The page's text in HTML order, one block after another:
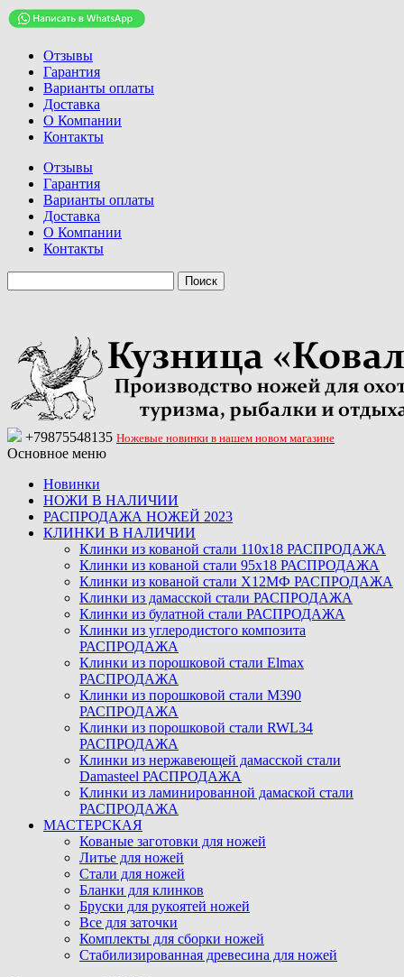
Отзывы
Гарантия
Варианты оплаты
Доставка
О Компании
Контакты
Отзывы
Гарантия
Варианты оплаты
Доставка
О Компании
Контакты
+79875548135 Ножевые новинки в нашем новом магазине
Основное меню
Новинки
НОЖИ В НАЛИЧИИ
РАСПРОДАЖА НОЖЕЙ 2023
КЛИНКИ В НАЛИЧИИ
Клинки из кованой стали 110х18 РАСПРОДАЖА
Клинки из кованой стали 95х18 РАСПРОДАЖА
Клинки из кованой стали Х12МФ РАСПРОДАЖА
Клинки из дамасской стали РАСПРОДАЖА
Клинки из булатной стали РАСПРОДАЖА
Клинки из углеродистого композита
РАСПРОДАЖА
Клинки из порошковой стали Elmax
РАСПРОДАЖА
Клинки из порошковой стали M390
РАСПРОДАЖА
Клинки из порошковой стали RWL34
РАСПРОДАЖА
Клинки из нержавеющей дамасской стали
Damasteel РАСПРОДАЖА
Клинки из ламинированной дамаской стали
РАСПРОДАЖА
МАСТЕРСКАЯ
Кованые заготовки для ножей
Литье для ножей
Стали для ножей
Бланки для клинков
Бруски для рукоятей ножей
Все для заточки
Комплекты для сборки ножей
Стабилизированная древесина для ножей